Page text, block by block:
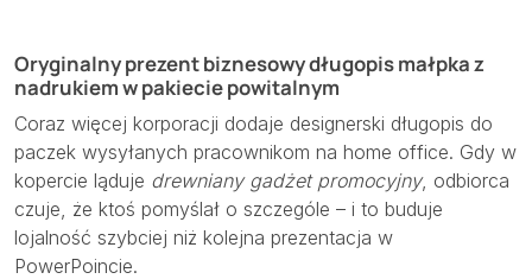
Oryginalny prezent biznesowy długopis małpka z
nadrukiem w pakiecie powitalnym
Coraz więcej korporacji dodaje designerski długopis do
paczek wysyłanych pracownikom na home office. Gdy w
kopercie ląduje drewniany gadżet promocyjny, odbiorca
czuje, że ktoś pomyślał o szczególe – i to buduje
lojalność szybciej niż kolejna prezentacja w
PowerPoincie.